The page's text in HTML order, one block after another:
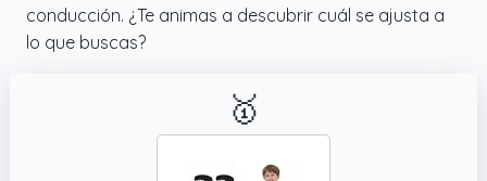
conducción. ¿Te animas a descubrir cuál se ajusta a
lo que buscas?
🥇